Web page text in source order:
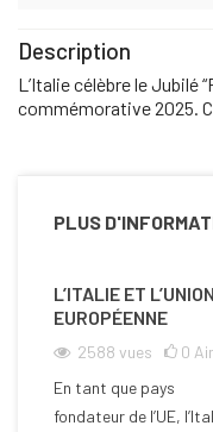
Description
L’Italie célèbre le Jubilé
commémorative 2025.
PLUS
L’ITALIE ET L’UNION
EUROPÉENNE
2588 vues 0
En tant que pays
fondateur de l’UE,